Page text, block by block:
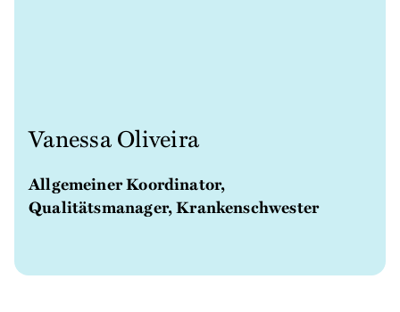
Vanessa Oliveira
Allgemeiner Koordinator,
Qualitätsmanager, Krankenschwester